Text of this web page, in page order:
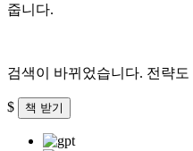
줍니다.
검색이 바뀌었습니다. 전략도
$ 책 받기